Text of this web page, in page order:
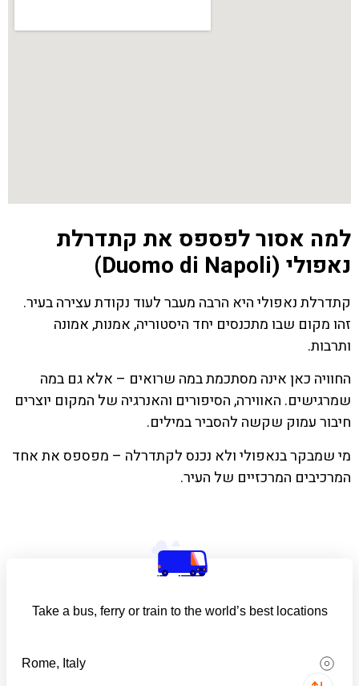
למה אסור לפספס את קתדרלת
נאפולי (Duomo di Napoli)
קתדרלת נאפולי היא הרבה מעבר לעוד נקודת עצירה בעיר.
זהו מקום שבו מתכנסים יחד היסטוריה, אמנות, אמונה
ותרבות.
החוויה כאן אינה מסתכמת במה שרואים – אלא גם במה
שמרגישים. האווירה, הסיפורים והאנרגיה של המקום יוצרים
חיבור עמוק שקשה להסביר במילים.
מי שמבקר בנאפולי ולא נכנס לקתדרלה – מפספס את אחד
המרכיבים המרכזיים של העיר.
Take a bus, ferry or train to the world’s best locations